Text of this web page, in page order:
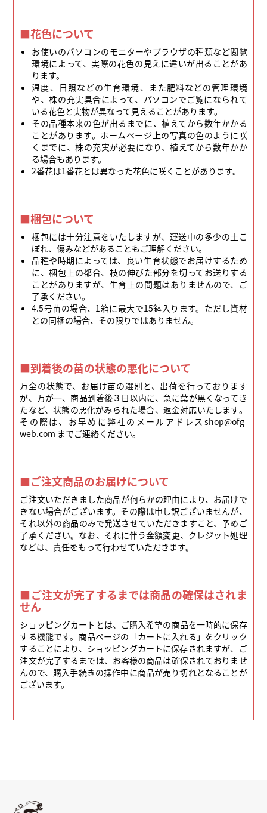
■花色について
お使いのパソコンのモニターやブラウザの種類など閲覧
環境によって、実際の花色の見えに違いが出ることがあ
ります。
温度、日照などの生育環境、また肥料などの管理環境
や、株の充実具合によって、パソコンでご覧になられて
いる花色と実物が異なって見えることがあります。
その品種本来の色が出るまでに、植えてから数年かかる
ことがあります。ホームページ上の写真の色のように咲
くまでに、株の充実が必要になり、植えてから数年かか
る場合もあります。
2番花は1番花とは異なった花色に咲くことがあります。
■梱包について
梱包には十分注意をいたしますが、運送中の多少の土こ
ぼれ、傷みなどがあることもご理解ください。
品種や時期によっては、良い生育状態でお届けするため
に、梱包上の都合、枝の伸びた部分を切ってお送りする
ことがありますが、生育上の問題はありませんので、ご
了承ください。
4.5号苗の場合、1箱に最大で15鉢入ります。ただし資材
との同梱の場合、その限りではありません。
■到着後の苗の状態の悪化について
万全の状態で、お届け苗の選別と、出荷を行っております
が、万が一、商品到着後３日以内に、急に葉が黒くなってき
たなど、状態の悪化がみられた場合、返金対応いたします。
その際は、お早めに弊社のメールアドレスshop@ofg-
web.com までご連絡ください。
■ご注文商品のお届けについて
ご注文いただきました商品が何らかの理由により、お届けで
きない場合がございます。その際は申し訳ございませんが、
それ以外の商品のみで発送させていただきますこと、予めご
了承ください。なお、それに伴う金額変更、クレジット処理
などは、責任をもって行わせていただきます。
■ご注文が完了するまでは商品の確保はされま
せん
ショッピングカートとは、ご購入希望の商品を一時的に保存
する機能です。商品ページの「カートに入れる」をクリック
することにより、ショッピングカートに保存されますが、ご
注文が完了するまでは、お客様の商品は確保されておりませ
んので、購入手続きの操作中に商品が売り切れとなることが
ございます。